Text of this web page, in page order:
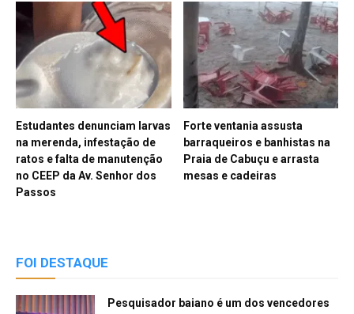
Estudantes denunciam larvas
na merenda, infestação de
ratos e falta de manutenção
no CEEP da Av. Senhor dos
Passos
Forte ventania assusta
barraqueiros e banhistas na
Praia de Cabuçu e arrasta
mesas e cadeiras
FOI DESTAQUE
Pesquisador baiano é um dos vencedores